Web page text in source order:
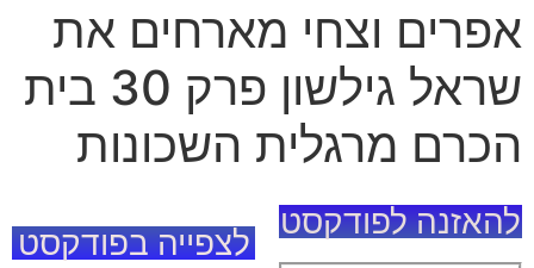
אפרים וצחי מארחים את
שראל גילשון פרק 30 בית
הכרם מרגלית השכונות
להאזנה לפודקסט
לצפייה בפודקסט